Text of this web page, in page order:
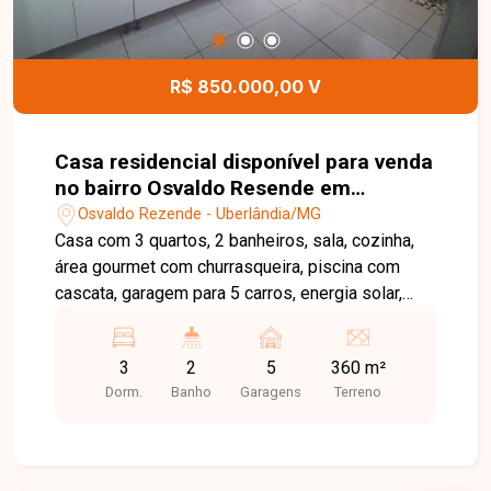
possui uma loja comercial de 32m² com banheiro,
ideal para geração de renda ou uso próprio. Uma
excelente oportunidade para quem busca investir
ou morar com conforto e ainda contar com renda
conhecer de perto todo o potencial deste imóvel!
R$ 850.000,00 V
Casa residencial disponível para venda
no bairro Osvaldo Resende em
Uberlândia-MG
Osvaldo Rezende - Uberlândia/MG
Casa com 3 quartos, 2 banheiros, sala, cozinha,
área gourmet com churrasqueira, piscina com
cascata, garagem para 5 carros, energia solar,
do terreno: 360m², área construída: 199m².
Agende agora mesmo uma visita e venha
conhecer pessoalmente todos os detalhes deste
3
Dorm.
2
Banho
5
Garagens
360 m²
Terreno